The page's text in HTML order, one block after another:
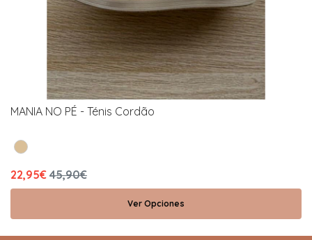
MANIA NO PÉ - Ténis Cordão
22,95€ 45,90€
Ver Opciones